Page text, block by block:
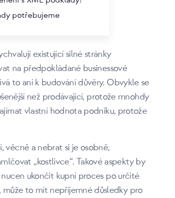
potřebujeme
ústupky prodávajícího. Dobře
ale nechává si čas na
existující silné stránky
na předpokládané businessové
to ani k budování důvěry. Obvykle se
než prodávající, protože mnohdy
vlastní hodnota podniku, protože
věcně a nebrat si je osobně,
„kostlivce“. Takové aspekty by
ukončit kupní proces po určité
to mít nepříjemné důsledky pro